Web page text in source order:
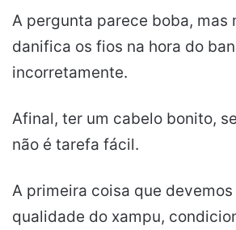
A pergunta parece boba, mas
danifica os fios na hora do
incorretamente.
Afinal, ter um cabelo bonito,
não é tarefa fácil.
A primeira coisa que
qualidade do xampu,